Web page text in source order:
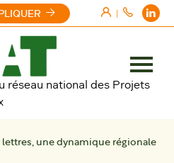
|
réseau national des Projets
Ouvrir
le
lettres, une dynamique régionale